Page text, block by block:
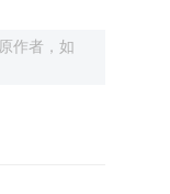
作者，如